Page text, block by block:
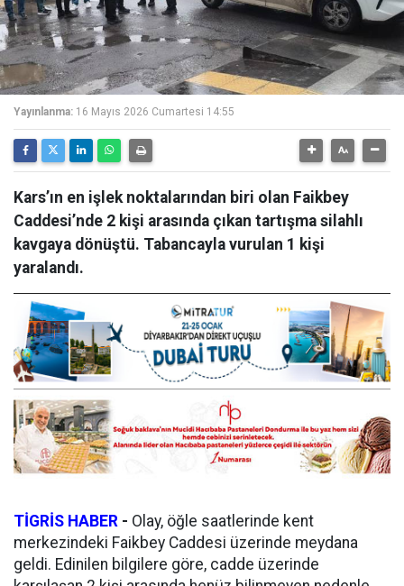
Yayınlanma: 16 Mayıs 2026 Cumartesi 14:55
Kars’ın en işlek noktalarından biri olan Faikbey
Caddesi’nde 2 kişi arasında çıkan tartışma silahlı
kavgaya dönüştü. Tabancayla vurulan 1 kişi
yaralandı.
TİGRİS HABER - Olay, öğle saatlerinde kent
merkezindeki Faikbey Caddesi üzerinde meydana
geldi. Edinilen bilgilere göre, cadde üzerinde